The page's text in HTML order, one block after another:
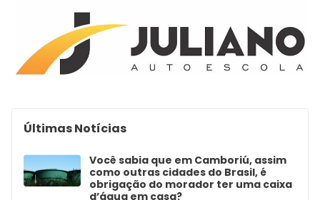
Últimas Notícias
Você sabia que em Camboriú, assim
como outras cidades do Brasil, é
obrigação do morador ter uma caixa
d’água em casa?